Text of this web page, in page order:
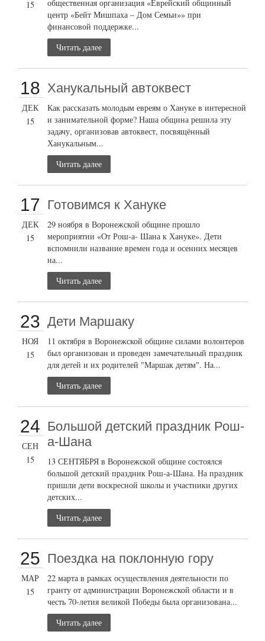
15
общественная организация «Еврейский общинный
центр «Бейт Мишпаха – Дом Семьи»» при
финансовой поддержке...
Читать далее
18
ДЕК
15
Ханукальный автоквест
Как рассказать молодым евреям о Хануке в интересной
и занимательной форме? Наша община решила эту
задачу, организовав автоквест, посвящённый
Ханукальным...
Читать далее
17
ДЕК
15
Готовимся к Хануке
29 ноября в Воронежской общине прошло
мероприятии «От Рош-а- Шана к Хануке». Дети
вспомнили название времен года и осенних месяцев
на...
Читать далее
23
НОЯ
15
Дети Маршаку
11 октября в Воронежской общине силами волонтеров
был организован и проведен замечательный праздник
для детей и их родителей "Маршак детям". На...
Читать далее
24
СЕН
15
Большой детский праздник Рош-
а-Шана
13 СЕНТЯБРЯ в Воронежской общине состоялся
большой детский праздник Рош-а-Шана. На праздник
пришли дети воскресной школы и участники других
детских...
Читать далее
25
МАР
15
Поездка на поклонную гору
22 марта в рамках осуществления деятельности по
гранту от администрации Воронежской области и в
честь 70-летия великой Победы была организована...
Читать далее